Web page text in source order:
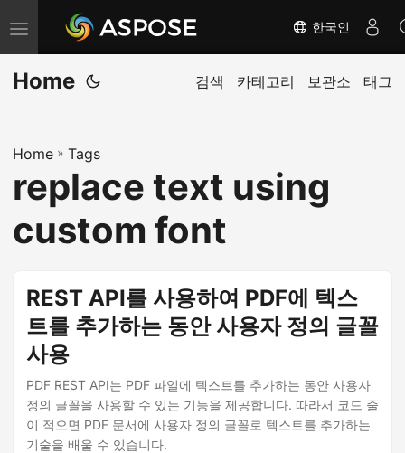
내
비
게
전
환
한국인
Home 검색 카테고리 보관소 태그
Home » Tags
replace text using
custom font
REST API를 사용하여 PDF에 텍스
트를 추가하는 동안 사용자 정의 글꼴
사용
PDF REST API는 PDF 파일에 텍스트를 추가하는 동안 사용자
정의 글꼴을 사용할 수 있는 기능을 제공합니다. 따라서 코드 줄
이 적으면 PDF 문서에 사용자 정의 글꼴로 텍스트를 추가하는
기술을 배울 수 있습니다.